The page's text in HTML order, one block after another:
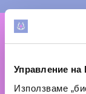
Управление на
Използваме
Звъннете ни
+381 66 8036332